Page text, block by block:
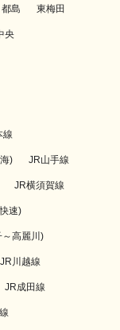
都島 東梅田
央
線
) JR山手線
JR横須賀線
速)
高麗川)
JR川越線
JR成田線